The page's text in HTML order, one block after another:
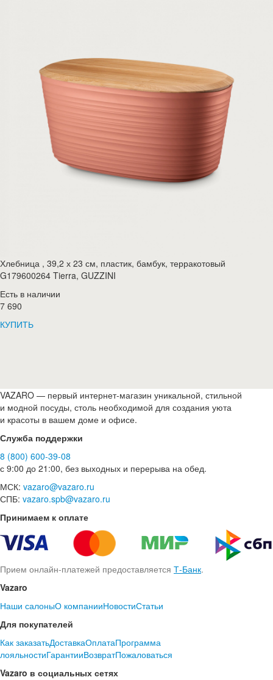
Хлебница , 39,2 х 23 см, пластик, бамбук, терракотовый
G179600264 Tierra, GUZZINI
Есть в наличии
7 690
КУПИТЬ
VAZARO — первый интернет-магазин уникальной, стильной
и модной посуды, столь необходимой для создания уюта
и красоты в вашем доме и офисе.
Служба поддержки
8 (800) 600-39-08
с 9:00 до 21:00, без выходных и перерыва на обед.
МСК: vazaro@vazaro.ru
СПБ: vazaro.spb@vazaro.ru
Принимаем к оплате
Прием онлайн-платежей предоставляется Т-Банк.
Vazaro
Наши салоныО компанииНовостиСтатьи
Для покупателей
Как заказатьДоставкаОплатаПрограмма
лояльностиГарантииВозвратПожаловаться
Vazaro в социальных сетях